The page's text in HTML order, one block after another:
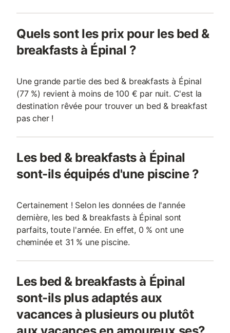
Quels sont les prix pour les bed &
breakfasts à Épinal ?
Une grande partie des bed & breakfasts à Épinal
(77 %) revient à moins de 100 € par nuit. C'est la
destination rêvée pour trouver un bed & breakfast
pas cher !
Les bed & breakfasts à Épinal
sont-ils équipés d'une piscine ?
Certainement ! Selon les données de l'année
dernière, les bed & breakfasts à Épinal sont
parfaits, toute l'année. En effet, 0 % ont une
cheminée et 31 % une piscine.
Les bed & breakfasts à Épinal
sont-ils plus adaptés aux
vacances à plusieurs ou plutôt